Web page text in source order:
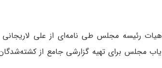
رئیسه مجلس طی نامه‌ای از علی
مجلس برای تهیه گزارشی جامع از